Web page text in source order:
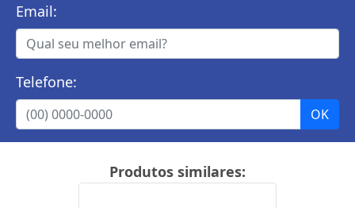
Email:
Telefone:
Produtos similares: